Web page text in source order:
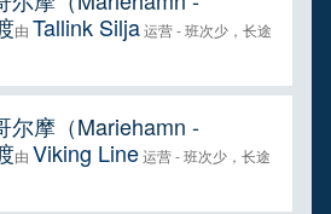
由 Tallink Silja运营 - 班次少，长途
摩（Mariehamn -
由 Viking Line运营 - 班次少，长途